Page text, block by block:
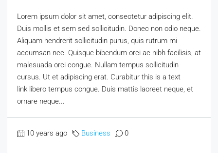
Lorem ipsum dolor sit amet, consectetur adipiscing elit.
Duis mollis et sem sed sollicitudin. Donec non odio neque.
Aliquam hendrerit sollicitudin purus, quis rutrum mi
accumsan nec. Quisque bibendum orci ac nibh facilisis, at
malesuada orci congue. Nullam tempus sollicitudin
cursus. Ut et adipiscing erat. Curabitur this is a text
link libero tempus congue. Duis mattis laoreet neque, et
ornare neque...
10 years ago Business 0